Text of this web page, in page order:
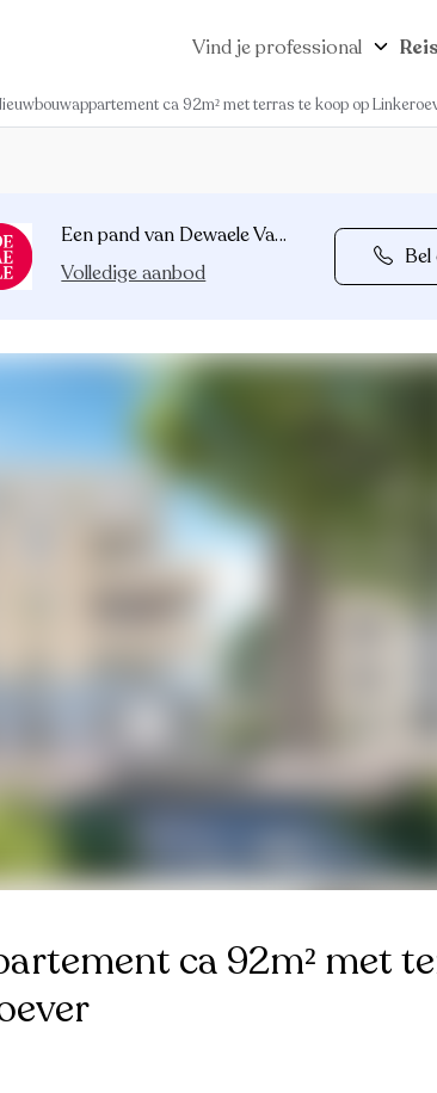
Vind je professional
ca 92m² met terras te koop op
Een pand van Dewaele Vastgoed
Volledige aanbod
Bel
ca 92m² met